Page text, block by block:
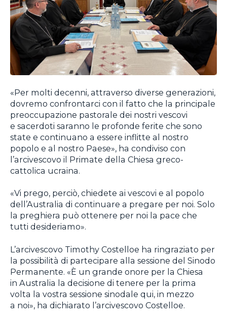
«Per molti decenni, attraverso diverse generazioni,
dovremo confrontarci con il fatto che la principale
preoccupazione pastorale dei nostri vescovi
e sacerdoti saranno le profonde ferite che sono
state e continuano a essere inflitte al nostro
popolo e al nostro Paese», ha condiviso con
l’arcivescovo il Primate della Chiesa greco-
cattolica ucraina.
«Vi prego, perciò, chiedete ai vescovi e al popolo
dell’Australia di continuare a pregare per noi. Solo
la preghiera può ottenere per noi la pace che
tutti desideriamo».
L’arcivescovo Timothy Costelloe ha ringraziato per
la possibilità di partecipare alla sessione del Sinodo
Permanente. «È un grande onore per la Chiesa
in Australia la decisione di tenere per la prima
volta la vostra sessione sinodale qui, in mezzo
a noi», ha dichiarato l’arcivescovo Costelloe.